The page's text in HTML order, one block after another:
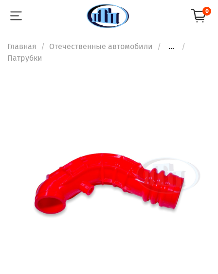
0
Главная Отечественные автомобили
...
Патрубки